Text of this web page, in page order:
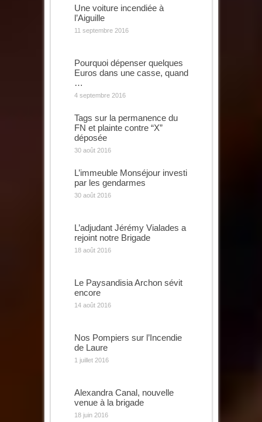
Une voiture incendiée à
l’Aiguille
11 septembre 2016
Pourquoi dépenser quelques
Euros dans une casse, quand
…
4 septembre 2016
Tags sur la permanence du
FN et plainte contre “X”
déposée
30 août 2016
L’immeuble Monséjour investi
par les gendarmes
30 août 2016
L’adjudant Jérémy Vialades a
rejoint notre Brigade
18 août 2016
Le Paysandisia Archon sévit
encore
14 août 2016
Nos Pompiers sur l’Incendie
de Laure
1 juillet 2016
Alexandra Canal, nouvelle
venue à la brigade
18 juin 2016